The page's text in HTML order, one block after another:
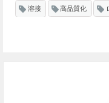
溶接 高品質化